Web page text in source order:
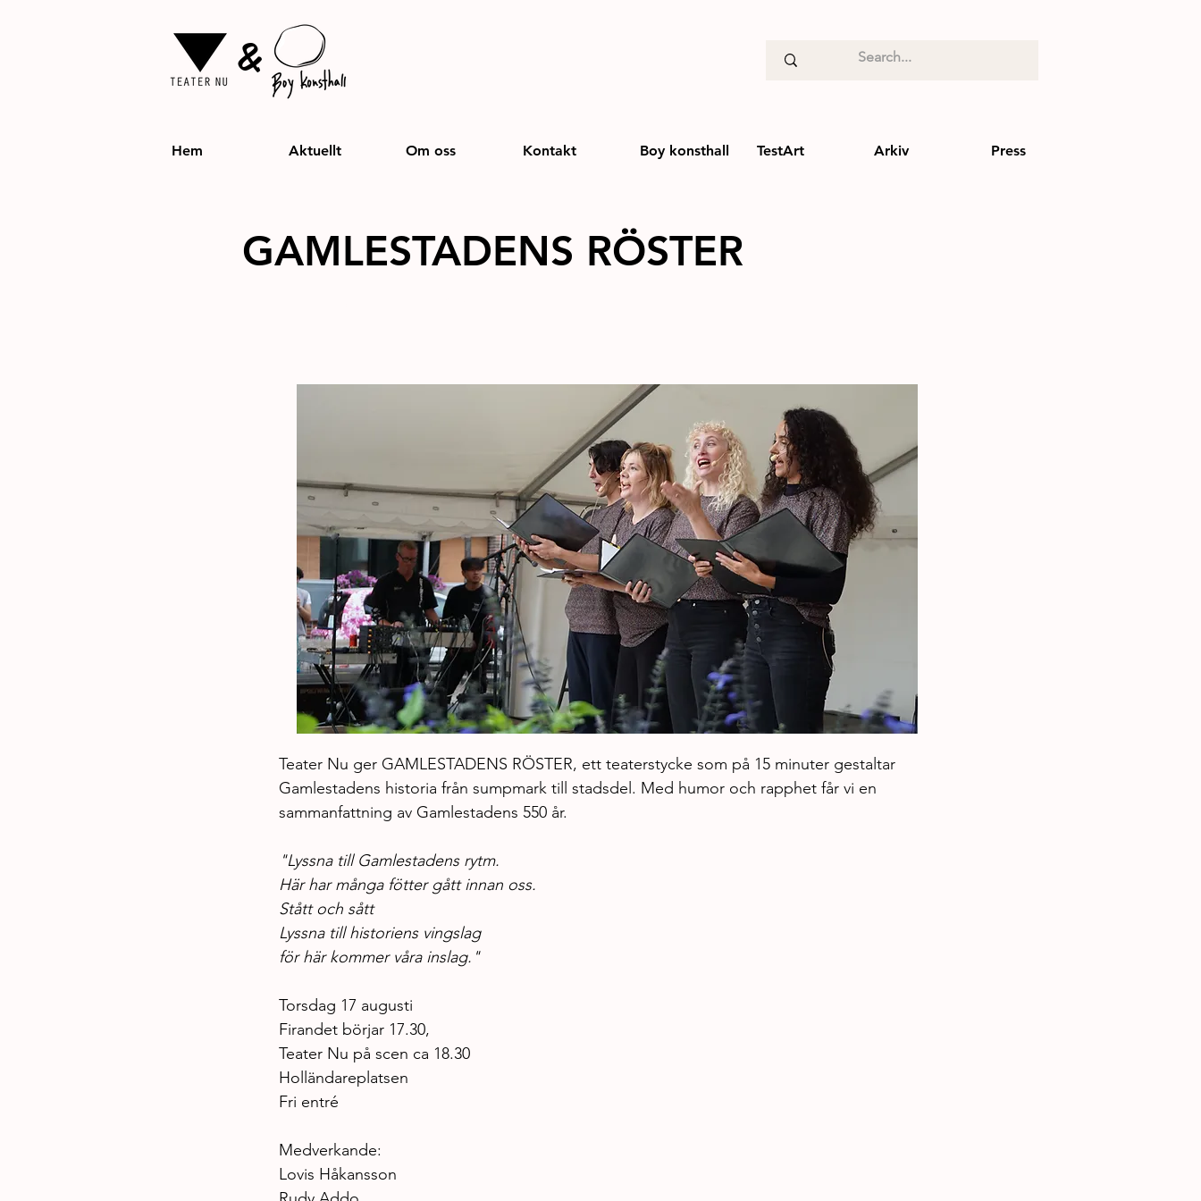
&
Hem Aktuellt Om oss Kontakt Boy konsthall TestArt Arkiv Press
GAMLESTADENS RÖSTER
Teater Nu ger GAMLESTADENS RÖSTER, ett teaterstycke som på 15 minuter gestaltar
Gamlestadens historia från sumpmark till stadsdel. Med humor och rapphet får vi en
sammanfattning av Gamlestadens 550 år.
"Lyssna till Gamlestadens rytm.
Här har många fötter gått innan oss.
Stått och sått
Lyssna till historiens vingslag
för här kommer våra inslag."
Torsdag 17 augusti
Firandet börjar 17.30,
Teater Nu på scen ca 18.30
Holländareplatsen
Fri entré
Medverkande:
Lovis Håkansson